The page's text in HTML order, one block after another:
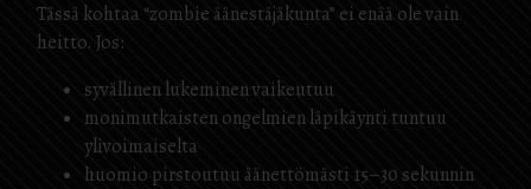
Tässä kohtaa “zombie äänestäjäkunta” ei enää ole vain
heitto. Jos:
syvällinen lukeminen vaikeutuu
monimutkaisten ongelmien läpikäynti tuntuu
ylivoimaiselta
huomio pirstoutuu äänettömästi 15–30 sekunnin